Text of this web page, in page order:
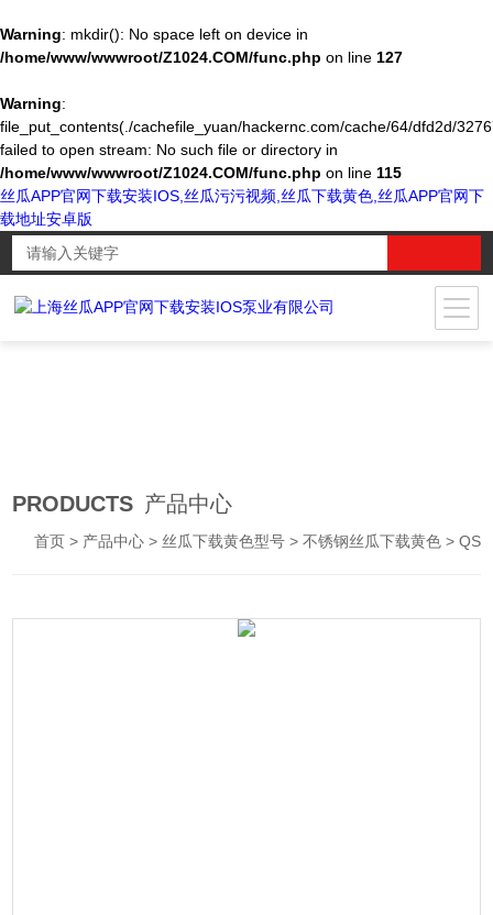
Warning: mkdir(): No space left on device in
/home/www/wwwroot/Z1024.COM/func.php on line 127
Warning:
file_put_contents(./cachefile_yuan/hackernc.com/cache/64/dfd2d/
failed to open stream: No such file or directory in
/home/www/wwwroot/Z1024.COM/func.php on line 115
丝瓜APP官网下载安装IOS,丝瓜污污视频,丝瓜下载黄色,丝瓜APP官网下
载地址安卓版
PRODUCTS 产品中心
首页 > 产品中心 > 丝瓜下载黄色型号 >不锈钢丝瓜下载黄色 > QSP不锈钢喷泉泵|喷泉丝瓜下载黄色